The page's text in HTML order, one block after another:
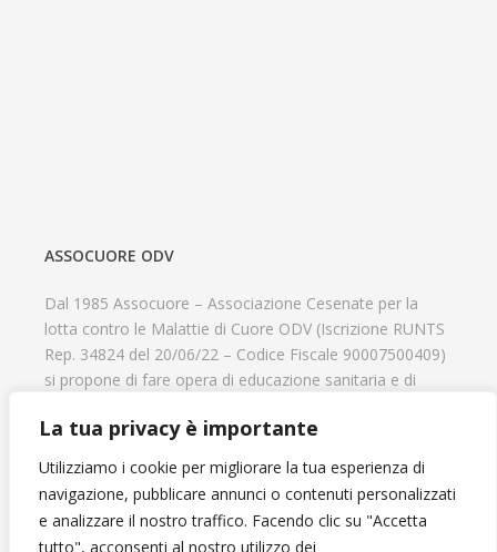
La tua privacy è importante
Utilizziamo i cookie per migliorare la tua esperienza di
navigazione, pubblicare annunci o contenuti personalizzati
e analizzare il nostro traffico. Facendo clic su "Accetta
tutto", acconsenti al nostro utilizzo dei
ASSOCUORE ODV
Dal 1985 Assocuore – Associazione Cesenate per la
lotta contro le Malattie di Cuore ODV (Iscrizione RUNTS
Rep. 34824 del 20/06/22 – Codice Fiscale 90007500409)
si propone di fare opera di educazione sanitaria e di
psicofisico di tutti coloro che hanno un problema